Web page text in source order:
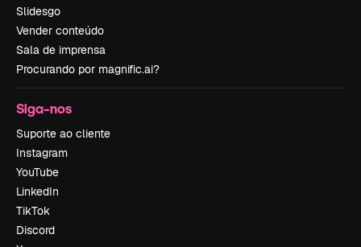
Slidesgo
Vender conteúdo
Sala de imprensa
Procurando por magnific.ai?
Siga-nos
Suporte ao cliente
Instagram
YouTube
LinkedIn
TikTok
Discord